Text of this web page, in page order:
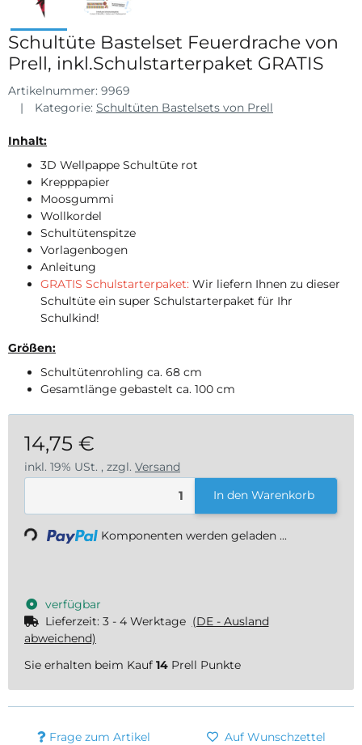
Schultüte Bastelset Feuerdrache von
Prell, inkl.Schulstarterpaket GRATIS
Artikelnummer: 9969
Kategorie: Schultüten Bastelsets von Prell
Inhalt:
3D Wellpappe Schultüte rot
Krepppapier
Moosgummi
Wollkordel
Schultütenspitze
Vorlagenbogen
Anleitung
GRATIS Schulstarterpaket: Wir liefern Ihnen zu dieser
Schultüte ein super Schulstarterpaket für Ihr
Schulkind!
Größen:
Schultütenrohling ca. 68 cm
Gesamtlänge gebastelt ca. 100 cm
14,75 €
inkl. 19% USt. , zzgl. Versand
In den Warenkorb
Loading... Komponenten werden geladen ...
verfügbar
Lieferzeit: 3 - 4 Werktage (DE - Ausland
abweichend)
Sie erhalten beim Kauf 14 Prell Punkte
Frage zum Artikel Auf Wunschzettel